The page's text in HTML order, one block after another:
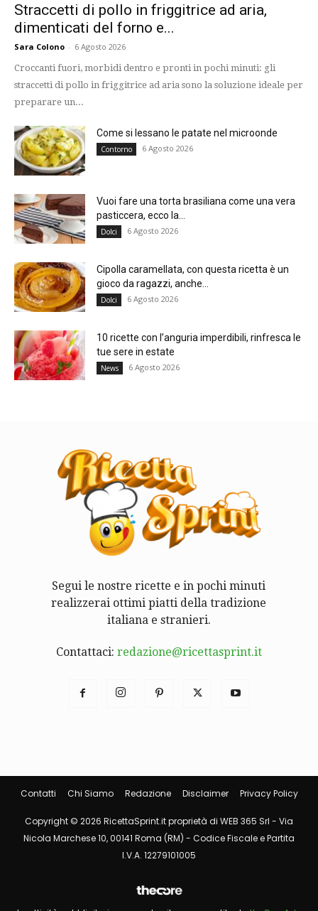
Straccetti di pollo in friggitrice ad aria,
dimenticati del forno e...
Sara Colono - 6 Agosto 2026
Croccanti fuori, morbidi dentro e pronti in pochi minuti: gli
straccetti di pollo in friggitrice ad aria sono la soluzione ideale per
preparare un...
Come si lessano le patate nel microonde
Contorno 6 Agosto 2026
Vuoi fare una torta brasiliana come una vera
pasticcera, ecco la...
Dolci 6 Agosto 2026
Cipolla caramellata, con questa ricetta è un
gioco da ragazzi, anche...
Dolci 6 Agosto 2026
10 ricette con l’anguria imperdibili, rinfresca le
tue sere in estate
News 6 Agosto 2026
Segui le nostre ricette e in pochi minuti
realizzerai ottimi piatti della tradizione
italiana e stranieri.
Contattaci: redazione@ricettasprint.it
Contatti Chi Siamo Redazione Disclaimer Privacy Policy
Copyright © 2026 RicettaSprint.it proprietà di WEB 365 Srl - Via
Nicola Marchese 10, 00141 Roma (RM) - Codice Fiscale e Partita
I.V.A. 12279101005